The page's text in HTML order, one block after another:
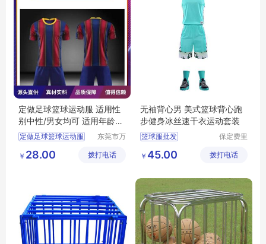
定做足球篮球运动服 适用性
别中性/男女均可 适用年龄段
成年
定做足球篮球运动服
东莞市万
衣厂
￥ 28.00 拨打电话
无袖背心男 美式篮球背心跑
步健身冰丝速干衣运动套装
篮球服批发
篮球服厂家
篮球服生产
保定费里
限公司
￥ 45.00 拨打电话